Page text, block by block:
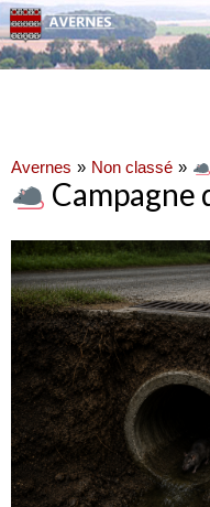
Avernes Non classé
Campagne